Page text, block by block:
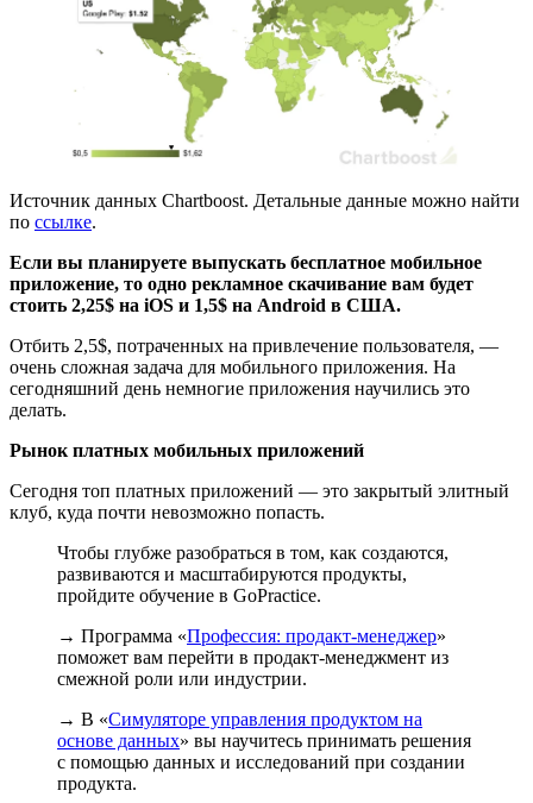
Источник данных Chartboost. Детальные данные можно найти
по ссылке.
Если вы планируете выпускать бесплатное мобильное
приложение, то одно рекламное скачивание вам будет
стоить 2,25$ на iOS и 1,5$ на Android в США.
Отбить 2,5$, потраченных на привлечение пользователя, —
очень сложная задача для мобильного приложения. На
сегодняшний день немногие приложения научились это
делать.
Рынок платных мобильных приложений
Сегодня топ платных приложений — это закрытый элитный
клуб, куда почти невозможно попасть.
Чтобы глубже разобраться в том, как создаются,
развиваются и масштабируются продукты,
пройдите обучение в GoPractice.
→ Программа «Профессия: продакт-менеджер»
поможет вам перейти в продакт-менеджмент из
смежной роли или индустрии.
→ В «Симуляторе управления продуктом на
основе данных» вы научитесь принимать решения
с помощью данных и исследований при создании
продукта.